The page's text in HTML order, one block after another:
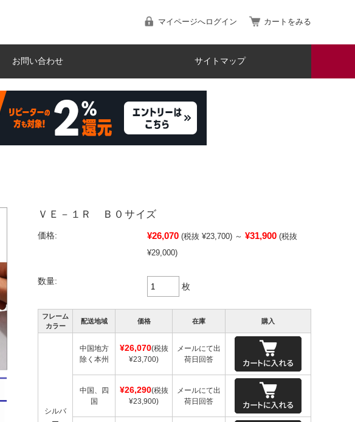
マイページへログイン カートをみる
お問い合わせ サイトマップ
ＶＥ－１Ｒ Ｂ０サイズ
価格: ¥26,070 (税抜 ¥23,700) ～ ¥31,900 (税抜
¥29,000)
数量:
枚
フレーム
カラー
配送地域 価格 在庫 購入
シルバ
中国地方
除く本州
¥26,070(税抜
¥23,700)
メールにて出
荷日回答
中国、四
国
¥26,290(税抜
¥23,900)
メールにて出
荷日回答